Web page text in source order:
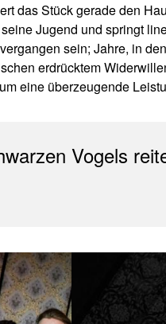
das Stück gerade den
Jugend und springt
sein; Jahre, in
erdrücktem
eine überzeugende
Vogels